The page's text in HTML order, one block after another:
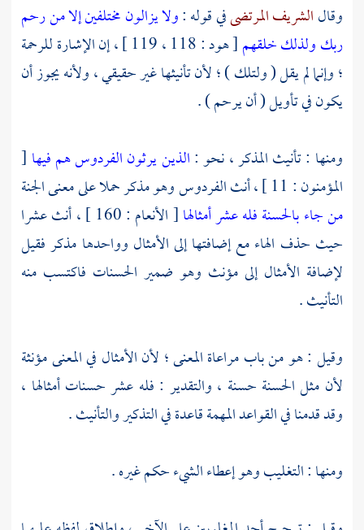
وقالالشريف المرتضىفي قوله :ولا يزالون مختلفين إلا من رحم
ربك ولذلك خلقهم
[ هود : 118 ، 119 ] ، إن الإشارة للرحمة
؛ وإنما لم يقل ( ولتلك ) ؛ لأن تأنيثها غير حقيقي ، ولأنه يجوز أن
يكون في تأويل ( أن يرحم ) .
ومنها : تأنيث المذكر ، نحو :الذين يرثون الفردوس هم فيها [
المؤمنون : 11 ] ، أنث الفردوس وهو مذكر حملا على معنى الجنة
من جاء بالحسنة فله عشر أمثالها
[ الأنعام : 160 ] ، أنث عشرا
حيث حذف الهاء مع إضافتها إلى الأمثال وواحدها مذكر فقيل
لإضافة الأمثال إلى مؤنث وهو ضمير الحسنات فاكتسب منه
التأنيث .
وقيل : هو من باب مراعاة المعنى ؛ لأن الأمثال في المعنى مؤنثة
لأن مثل الحسنة حسنة ، والتقدير : فله عشر حسنات أمثالها ،
وقد قدمنا في القواعد المهمة قاعدة في التذكير والتأنيث .
ومنها : التغليب وهو إعطاء الشيء حكم غيره .